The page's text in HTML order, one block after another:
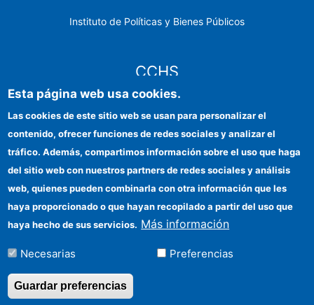
Instituto de Políticas y Bienes Públicos
CCHS
Identidad institucional
Ayudas FEDER
Organismos financiadores
Contacto
Cómo llegar
Esta página web usa cookies.
Las cookies de este sitio web se usan para personalizar el
contenido, ofrecer funciones de redes sociales y analizar el
tráfico. Además, compartimos información sobre el uso que haga
del sitio web con nuestros partners de redes sociales y análisis
web, quienes pueden combinarla con otra información que les
haya proporcionado o que hayan recopilado a partir del uso que
haya hecho de sus servicios. Más información
Necesarias Preferencias
Guardar preferencias